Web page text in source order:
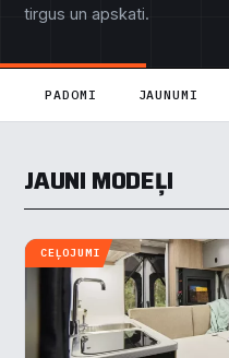
tirgus un apskati.
PADOMI JAUNUMI
JAUNI MODEĻI
CEĻOJUMI